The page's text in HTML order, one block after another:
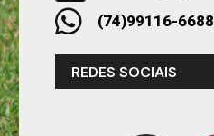
(74)99116-6688
REDES SOCIAIS